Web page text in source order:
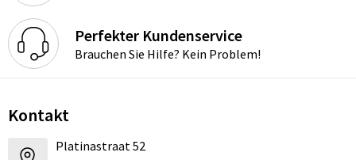
Perfekter Kundenservice
Brauchen Sie Hilfe? Kein Problem!
Kontakt
Platinastraat 52